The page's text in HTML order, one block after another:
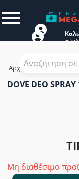
Αρχική / Εταιρίες
DOVE DEO
Μη διαθέσιμο